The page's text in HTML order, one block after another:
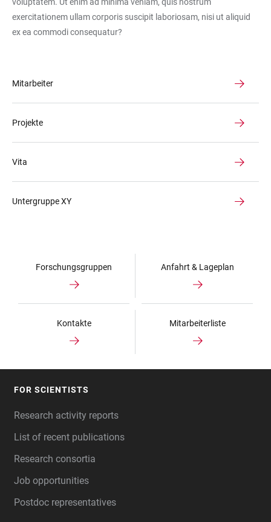
exercitationem ullam corporis suscipit laboriosam, nisi ut aliquid
ex ea commodi consequatur?
Mitarbeiter
Projekte
Vita
Untergruppe XY
Forschungsgruppen Anfahrt & Lageplan
Kontakte Mitarbeiterliste
FOR SCIENTISTS
Research activity reports
List of recent publications
Research consortia
Job opportunities
Postdoc representatives